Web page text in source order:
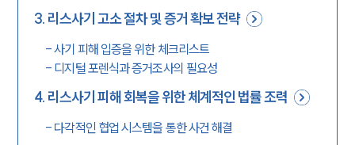
3. 리스사기 고소 절차 및 증거 확보 전략
-사기 피해 입증을 위한 체크리스트
- 디지털 포렌식과 증거조사의 필요성
4. 리스사기 피해 회복을 위한 체계적인 법률 조력
- 다각적인 협업 시스템을 통한 사건 해결